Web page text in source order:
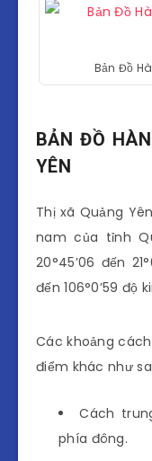
Bản Đồ
BẢN ĐỒ
YÊN
Thị xã Quảng
nam của tỉnh
20°45’06 đến
đến 106°0’59 độ
Các khoảng
điểm khác như
Cách
phía đông.